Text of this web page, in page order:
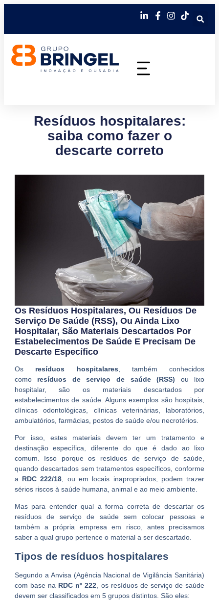
Resíduos hospitalares:
saiba como fazer o
descarte correto
Os Resíduos Hospitalares, Ou Resíduos De
Serviço De Saúde (RSS), Ou Ainda Lixo
Hospitalar, São Materiais Descartados Por
Estabelecimentos De Saúde E Precisam De
Descarte Específico
Osresíduos hospitalares , também conhecidos
como resíduos de serviço de saúde (RSS) ou lixo
hospitalar, são os materiais descartados por
estabelecimentos de saúde. Alguns exemplos são hospitais,
clínicas odontológicas, clínicas veterinárias, laboratórios,
ambulatórios, farmácias, postos de saúde e/ou necrotérios.
Por isso, estes materiais devem ter um tratamento e
destinação específica, diferente do que é dado ao lixo
comum. Isso porque os resíduos de serviço de saúde,
quando descartados sem tratamentos específicos, conforme
a RDC 222/18 , ou em locais inapropriados, podem trazer
sérios riscos à saúde humana, animal e ao meio ambiente.
Mas para entender qual a forma correta de descartar os
resíduos de serviço de saúde sem colocar pessoas e
também a própria empresa em risco, antes precisamos
saber a qual grupo pertence o material a ser descartado.
Tipos de resíduos hospitalares
Segundo a Anvisa (Agência Nacional de Vigilância Sanitária)
com base na RDC nº 222 , os resíduos de serviço de saúde
devem ser classificados em 5 grupos distintos. São eles: